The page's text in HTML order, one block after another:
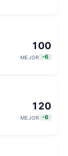
100
MEJOR -6
120
MEJOR -6